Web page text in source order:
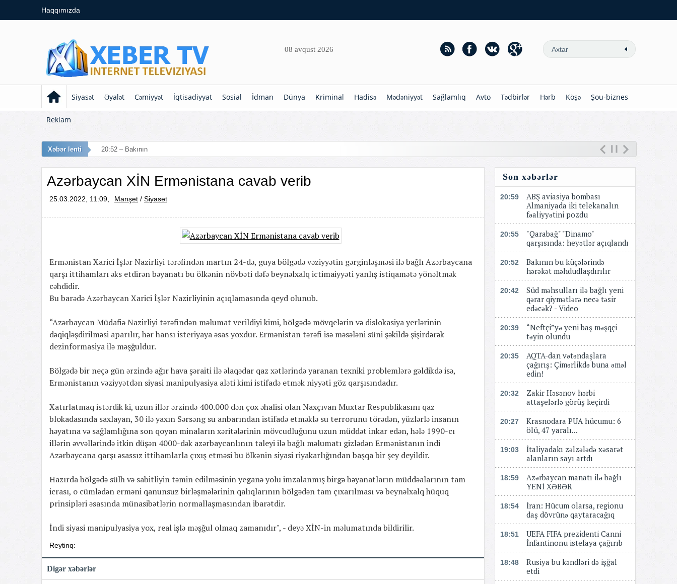
Haqqımızda
08 avqust 2026
Siyasət Əyalət Cəmiyyət İqtisadiyyat Sosial İdman Dünya Kriminal Hadisə Mədəniyyət Sağlamlıq Avto Tədbirlər Hərb Köşə Şou-biznes
Reklam
Xəbər lenti 20:52 – Bakının bu küçələrində hərə
Azərbaycan XİN Ermənistana cavab verib
25.03.2022, 11:09, Manşet / Siyasət
Ermənistan Xarici İşlər Nazirliyi tərəfindən martın 24-də, guya bölgədə vəziyyətin gərginləşməsi ilə bağlı Azərbaycana
qarşı ittihamları əks etdirən bəyanatı bu ölkənin növbəti dəfə beynəlxalq ictimaiyyəti yanlış istiqamətə yönəltmək
cəhdidir.
Bu barədə Azərbaycan Xarici İşlər Nazirliyinin açıqlamasında qeyd olunub.
“Azərbaycan Müdafiə Nazirliyi tərəfindən məlumat verildiyi kimi, bölgədə mövqelərin və dislokasiya yerlərinin
dəqiqləşdirilməsi aparılır, hər hansı isteriyaya əsas yoxdur. Ermənistan tərəfi isə məsələni süni şəkildə şişirdərək
dezinformasiya ilə məşğuldur.
Bölgədə bir neçə gün ərzində ağır hava şəraiti ilə əlaqədar qaz xətlərində yaranan texniki problemlərə gəldikdə isə,
Ermənistanın vəziyyətdən siyasi manipulyasiya aləti kimi istifadə etmək niyyəti göz qarşısındadır.
Xatırlatmaq istərdik ki, uzun illər ərzində 400.000 dən çox əhalisi olan Naxçıvan Muxtar Respublikasını qaz
blokadasında saxlayan, 30 ilə yaxın Sərsəng su anbarından istifadə etməklə su terrorunu törədən, yüzlərlə insanın
həyatına və sağlamlığına son qoyan minaların xəritələrinin mövcudluğunu uzun müddət inkar edən, hələ 1990-cı
illərin əvvəllərində itkin düşən 4000-dək azərbaycanlının taleyi ilə bağlı məlumatı gizlədən Ermənistanın indi
Azərbaycana qarşı əsassız ittihamlarla çıxış etməsi bu ölkənin siyasi riyakarlığından başqa bir şey deyildir.
Hazırda bölgədə sülh və sabitliyin təmin edilməsinin yeganə yolu imzalanmış birgə bəyanatların müddəalarının tam
icrası, o cümlədən erməni qanunsuz birləşmələrinin qalıqlarının bölgədən tam çıxarılması və beynəlxalq hüquq
prinsipləri əsasında münasibətlərin normallaşmasından ibarətdir.
İndi siyasi manipulyasiya yox, real işlə məşğul olmaq zamanıdır", - deyə XİN-in məlumatında bildirilir.
Reytinq:
Digər xəbərlər
Son xəbərlər
20:59
ABŞ aviasiya bombası
Almaniyada iki telekanalın
fəaliyyətini pozdu
20:55
"Qarabağ" "Dinamo"
qarşısında: heyətlər açıqlandı
20:52
Bakının bu küçələrində
hərəkət məhdudlaşdırılır
20:42
Süd məhsulları ilə bağlı yeni
qərar qiymətlərə necə təsir
edəcək? - Video
20:39
“Neftçi”yə yeni baş məşqçi
təyin olundu
20:35
AQTA-dan vətəndaşlara
çağırış: Çimərlikdə buna əməl
edin!
20:32
Zakir Həsənov hərbi
attaşelərlə görüş keçirdi
20:27
Krasnodara PUA hücumu: 6
ölü, 47 yaralı...
19:03
İtaliyadakı zəlzələdə xəsarət
alanların sayı artdı
18:59
Azərbaycan manatı ilə bağlı
YENİ XƏBƏR
18:54
​​​​​​​İran: Hücum olarsa, regionu
daş dövrünə qaytaracağıq
18:51
UEFA FIFA prezidenti Canni
İnfantinonu istefaya çağırıb
18:48
Rusiya bu kəndləri də işğal
etdi